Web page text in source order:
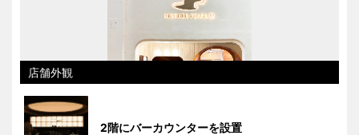
店舗外観
2階にバーカウンターを設置